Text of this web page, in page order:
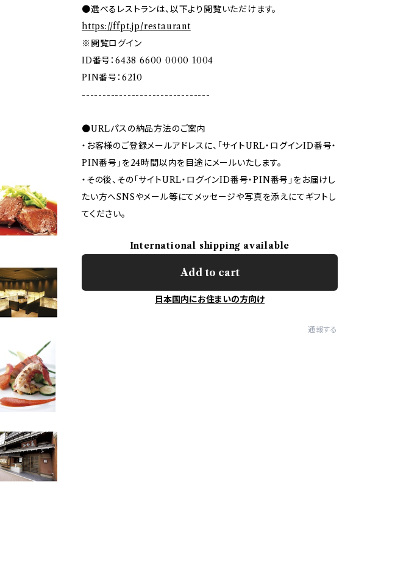
●選べるレストランは、以下より閲覧いただけます。
https://ffpt.jp/restaurant
※閲覧ログイン
ID番号：6438 6600 0000 1004
PIN番号：6210
-------------------------------
●URLパスの納品方法のご案内
・お客様のご登録メールアドレスに、「サイトURL・ログインID番号・
PIN番号」を24時間以内を目途にメールいたします。
・その後、その「サイトURL・ログインID番号・PIN番号」をお届けし
たい方へSNSやメール等にてメッセージや写真を添えにてギフトし
てください。
International shipping available
Add to cart
日本国内にお住まいの方向け
通報する